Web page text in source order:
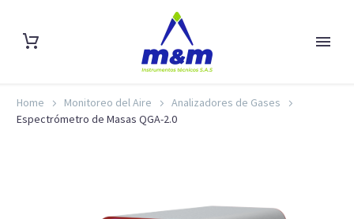
Home Monitoreo del Aire
Analizadores de Gases
Espectrómetro de Masas QGA-2.0